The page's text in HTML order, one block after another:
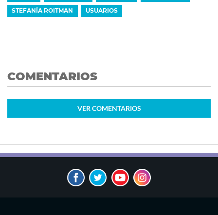
STEFANÍA ROITMAN USUARIOS
COMENTARIOS
VER COMENTARIOS